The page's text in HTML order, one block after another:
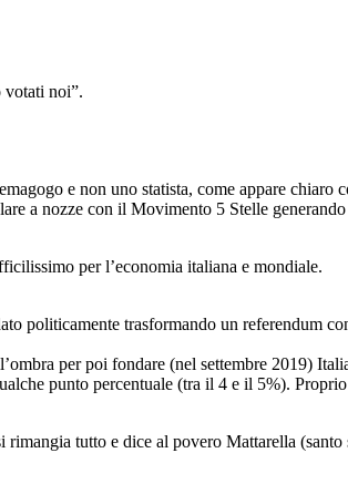
votati noi”.
e non uno statista, come appare chiaro
a nozze con il Movimento 5 Stelle
per l’economia italiana e mondiale.
politicamente trasformando un referendum
per poi fondare (nel settembre 2019)
punto percentuale (tra il 4 e il 5%).
tutto e dice al povero Mattarella